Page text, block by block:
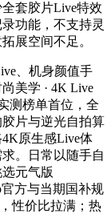
套胶片Live特效
功能，不支持灵
展空间不足。
、机身颜值手
美学 · 4K Live
测榜单首位，全
片与逆光自拍算
原生感Live体
。日常以随手自
元气版
官方与当期国补规
性价比拉满；热